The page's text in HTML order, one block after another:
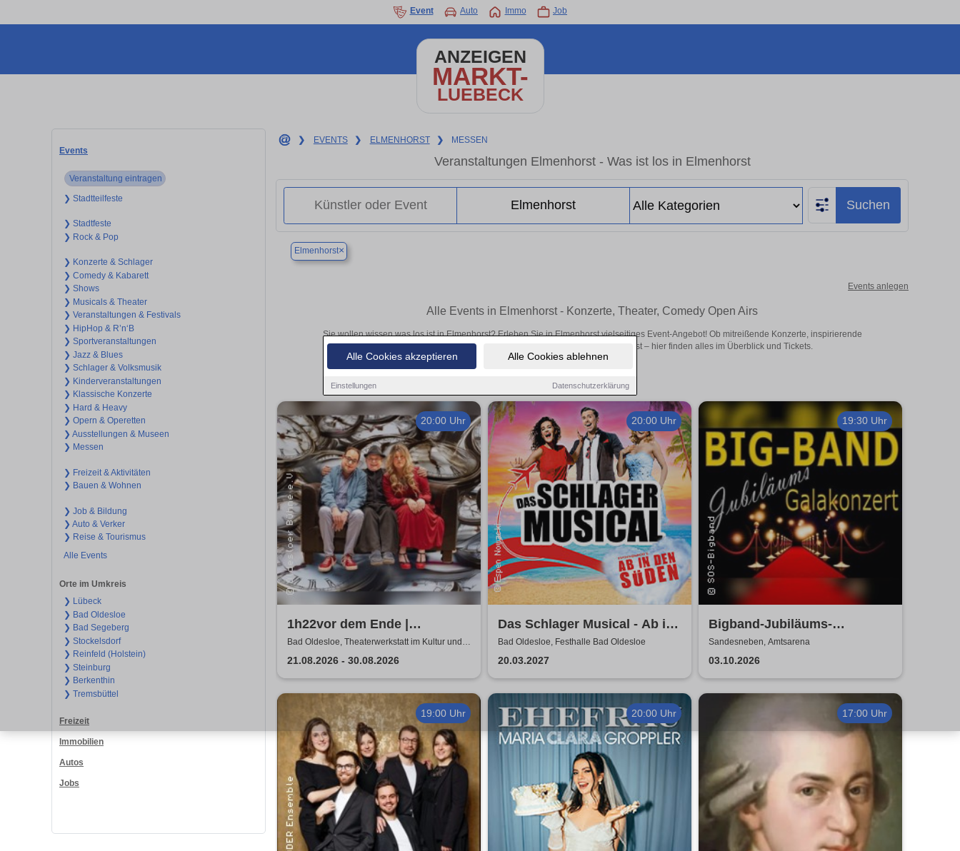
Alle Cookies akzeptieren Alle Cookies ablehnen
Einstellungen Datenschutzerklärung
Event Auto Immo Job
ANZEIGEN
MARKT-
LUEBECK
Events
Veranstaltung eintragen
❯ Stadtteilfeste
❯ Stadtfeste
❯ Rock & Pop
❯ Konzerte & Schlager
❯ Comedy & Kabarett
❯ Shows
❯ Musicals & Theater
❯ Veranstaltungen & Festivals
❯ HipHop & R’n‘B
❯ Sportveranstaltungen
❯ Jazz & Blues
❯ Schlager & Volksmusik
❯ Kinderveranstaltungen
❯ Klassische Konzerte
❯ Hard & Heavy
❯ Opern & Operetten
❯ Ausstellungen & Museen
❯ Messen
❯ Freizeit & Aktivitäten
❯ Bauen & Wohnen
❯ Job & Bildung
❯ Auto & Verker
❯ Reise & Tourismus
Alle Events
Orte im Umkreis
❯ Lübeck
❯ Bad Oldesloe
❯ Bad Segeberg
❯ Stockelsdorf
❯ Reinfeld (Holstein)
❯ Steinburg
❯ Berkenthin
❯ Tremsbüttel
Freizeit
Immobilien
Autos
Jobs
❯ EVENTS ❯ ELMENHORST ❯ MESSEN
Veranstaltungen Elmenhorst - Was ist los in Elmenhorst
Suchen
Elmenhorst×
Events anlegen
Alle Events in Elmenhorst - Konzerte, Theater, Comedy Open Airs
Sie wollen wissen was los ist in Elmenhorst? Erleben Sie in Elmenhorst vielseitiges Event-Angebot! Ob mitreißende Konzerte, inspirierende
Theateraufführungen oder aufregende Veranstaltungen in Elmenhorst – hier finden alles im Überblick und Tickets.
20:00 Uhr
1h22vor dem Ende |
Tragikomödie von Matthieu
Delaporte
Bad Oldesloe, Theaterwerkstatt im Kultur und
Bildungszentrum
21.08.2026 - 30.08.2026
20:00 Uhr
Das Schlager Musical - Ab in
den Süden 2026/2027
Bad Oldesloe, Festhalle Bad Oldesloe
20.03.2027
19:30 Uhr
Bigband-Jubiläums-
Galakonzert
Sandesneben, Amtsarena
03.10.2026
19:00 Uhr 20:00 Uhr 17:00 Uhr